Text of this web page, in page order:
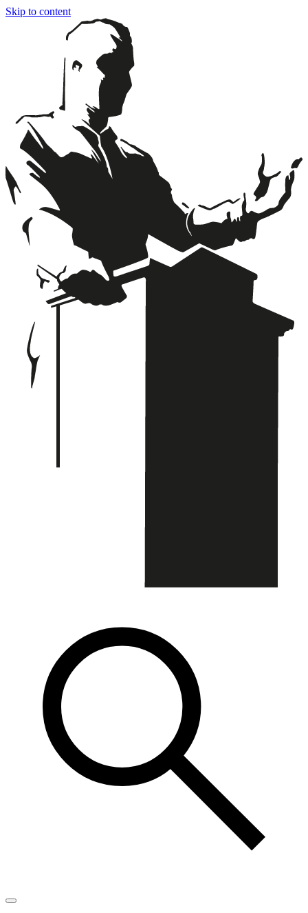
Skip to content